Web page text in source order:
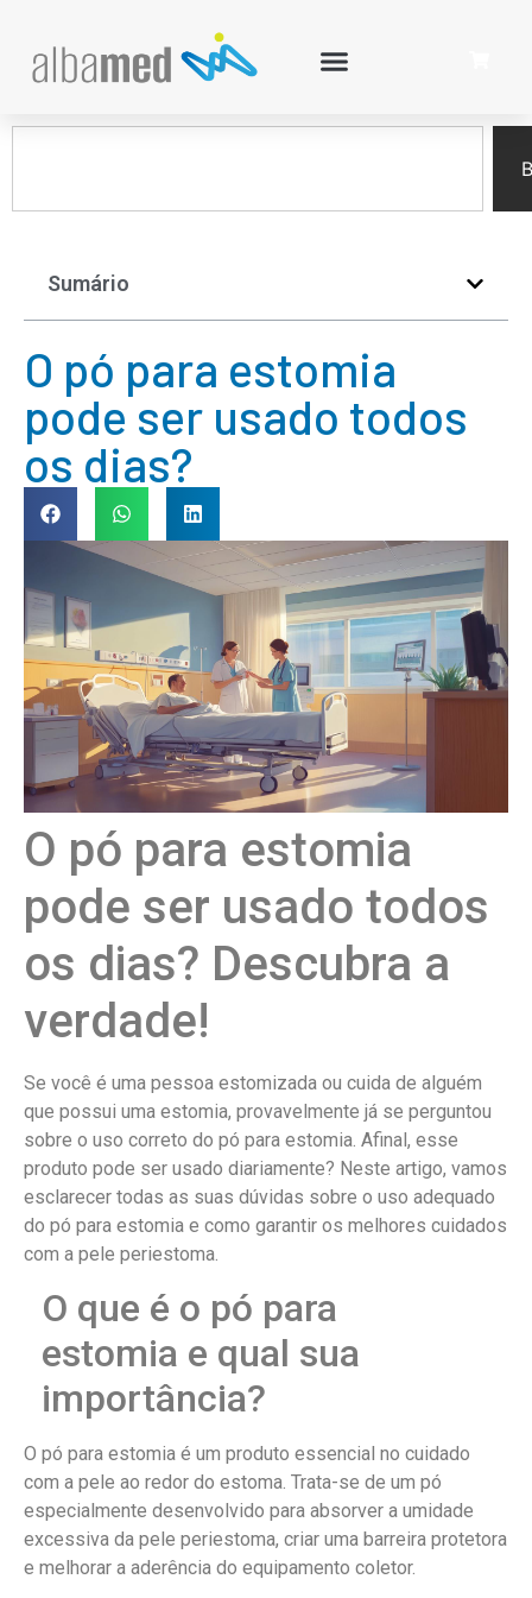
Sumário
O pó para estomia
pode ser usado todos
os dias?
O pó para estomia
pode ser usado todos
os dias? Descubra a
verdade!
Se você é uma pessoa estomizada ou cuida de alguém
que possui uma estomia, provavelmente já se perguntou
sobre o uso correto do pó para estomia. Afinal, esse
produto pode ser usado diariamente? Neste artigo, vamos
esclarecer todas as suas dúvidas sobre o uso adequado
do pó para estomia e como garantir os melhores cuidados
com a pele periestoma.
O que é o pó para
estomia e qual sua
importância?
O pó para estomia é um produto essencial no cuidado
com a pele ao redor do estoma. Trata-se de um pó
especialmente desenvolvido para absorver a umidade
excessiva da pele periestoma, criar uma barreira protetora
e melhorar a aderência do equipamento coletor.